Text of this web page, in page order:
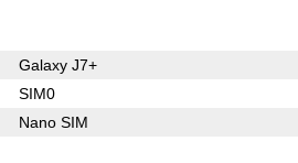
Galaxy J7+
SIM0
Nano SIM